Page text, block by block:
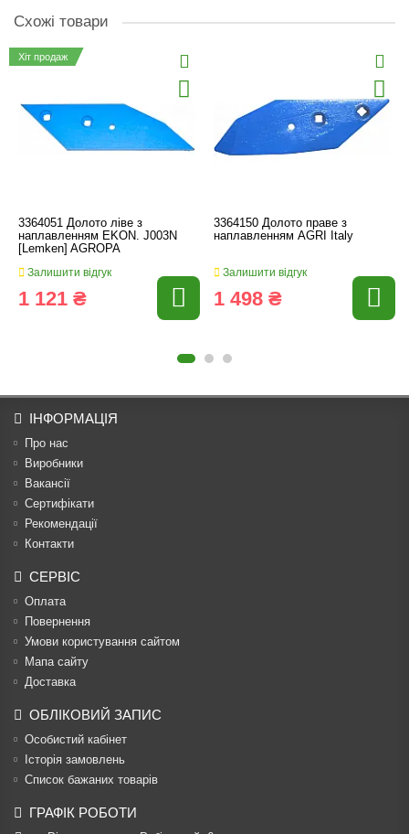
Схожі товари
Хіт продаж
3364051 Долото ліве з
наплавленням EKON. J003N
[Lemken] AGROPA
Залишити відгук
1 121 ₴
3364150 Долото праве з
наплавленням AGRI Italy
Залишити відгук
1 498 ₴
ІНФОРМАЦІЯ
Про нас
Виробники
Вакансії
Сертифікати
Рекомендації
Контакти
СЕРВІС
Оплата
Повернення
Умови користування сайтом
Мапа сайту
Доставка
ОБЛІКОВИЙ ЗАПИС
Особистий кабінет
Історія замовлень
Список бажаних товарів
ГРАФІК РОБОТИ